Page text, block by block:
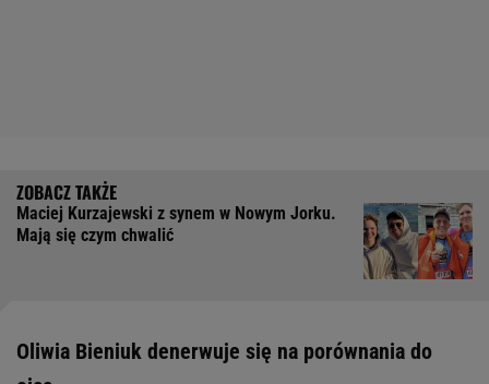
Maciej Kurzajewski z synem w Nowym Jorku.
Mają się czym chwalić
Oliwia Bieniuk denerwuje się na porównania do